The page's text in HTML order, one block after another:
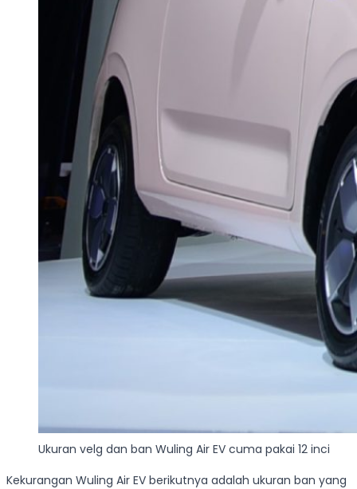
Ukuran velg dan ban Wuling Air EV cuma pakai 12 inci
Kekurangan Wuling Air EV berikutnya adalah ukuran ban yang